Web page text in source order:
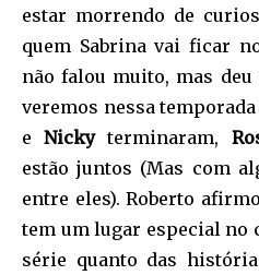
estar morrendo de
quem Sabrina vai ficar
não falou muito, mas
veremos nessa
eNickyterminaram,
estão juntos (Mas com
entre eles). Roberto
tem um lugar especial no
série quanto das